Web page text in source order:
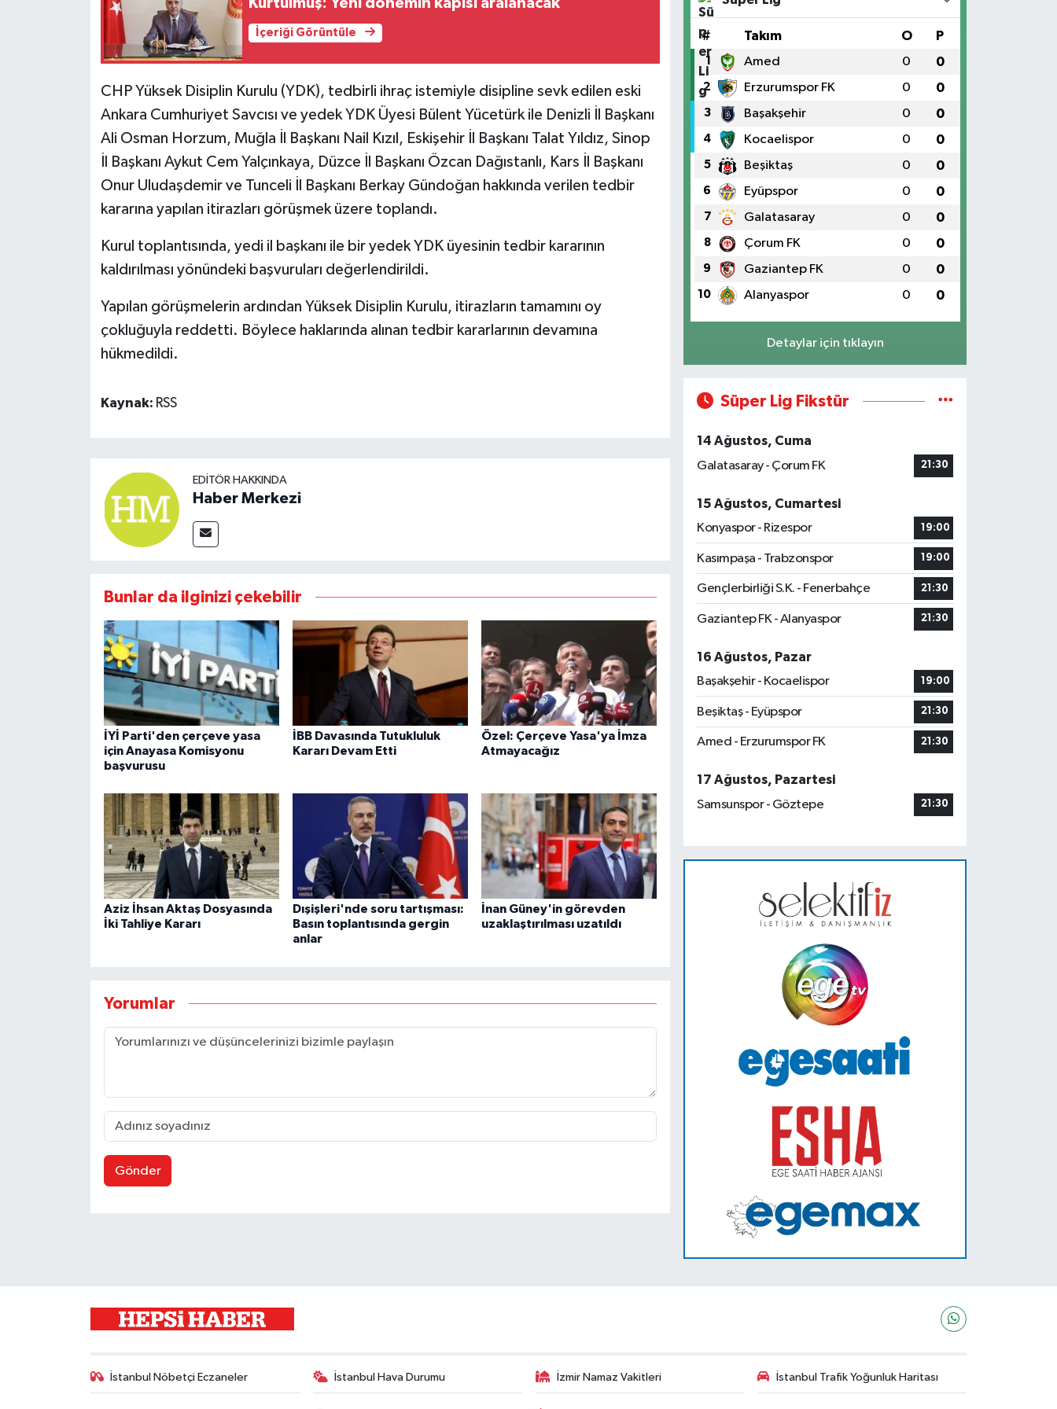
İçeriği Görüntüle
CHP Yüksek Disiplin Kurulu (YDK), tedbirli ihraç istemiyle disipline sevk edilen eski
Ankara Cumhuriyet Savcısı ve yedek YDK Üyesi Bülent Yücetürk ile Denizli İl Başkanı
Ali Osman Horzum, Muğla İl Başkanı Nail Kızıl, Eskişehir İl Başkanı Talat Yıldız, Sinop
İl Başkanı Aykut Cem Yalçınkaya, Düzce İl Başkanı Özcan Dağıstanlı, Kars İl Başkanı
Onur Uludaşdemir ve Tunceli İl Başkanı Berkay Gündoğan hakkında verilen tedbir
kararına yapılan itirazları görüşmek üzere toplandı.
Kurul toplantısında, yedi il başkanı ile bir yedek YDK üyesinin tedbir kararının
kaldırılması yönündeki başvuruları değerlendirildi.
Yapılan görüşmelerin ardından Yüksek Disiplin Kurulu, itirazların tamamını oy
çokluğuyla reddetti. Böylece haklarında alınan tedbir kararlarının devamına
hükmedildi.
Kaynak: RSS
EDITÖR HAKKINDA
Haber Merkezi
Bunlar da ilginizi çekebilir
İYİ Parti'den çerçeve yasa
için Anayasa Komisyonu
başvurusu
İBB Davasında Tutukluluk
Kararı Devam Etti
Özel: Çerçeve Yasa'ya İmza
Atmayacağız
Aziz İhsan Aktaş Dosyasında
İki Tahliye Kararı
Dışişleri'nde soru tartışması:
Basın toplantısında gergin
anlar
İnan Güney'in görevden
uzaklaştırılması uzatıldı
Yorumlar
Gönder
# Takım O P
1 Amed 0 0
2 Erzurumspor FK 0 0
3 Başakşehir 0 0
4 Kocaelispor 0 0
5 Beşiktaş 0 0
6 Eyüpspor 0 0
7 Galatasaray 0 0
8 Çorum FK 0 0
9 Gaziantep FK 0 0
10 Alanyaspor 0 0
Detaylar için tıklayın
Süper Lig Fikstür
14 Ağustos, Cuma
Galatasaray - Çorum FK
21:30
15 Ağustos, Cumartesi
Konyaspor - Rizespor
19:00
Kasımpaşa - Trabzonspor 19:00
Gençlerbirliği S.K. - Fenerbahçe 21:30
Gaziantep FK - Alanyaspor 21:30
16 Ağustos, Pazar
Başakşehir - Kocaelispor
19:00
Beşiktaş - Eyüpspor 21:30
Amed - Erzurumspor FK 21:30
17 Ağustos, Pazartesi
Samsunspor - Göztepe
21:30
İstanbul Nöbetçi Eczaneler İstanbul Hava Durumu İzmir Namaz Vakitleri İstanbul Trafik Yoğunluk Haritası